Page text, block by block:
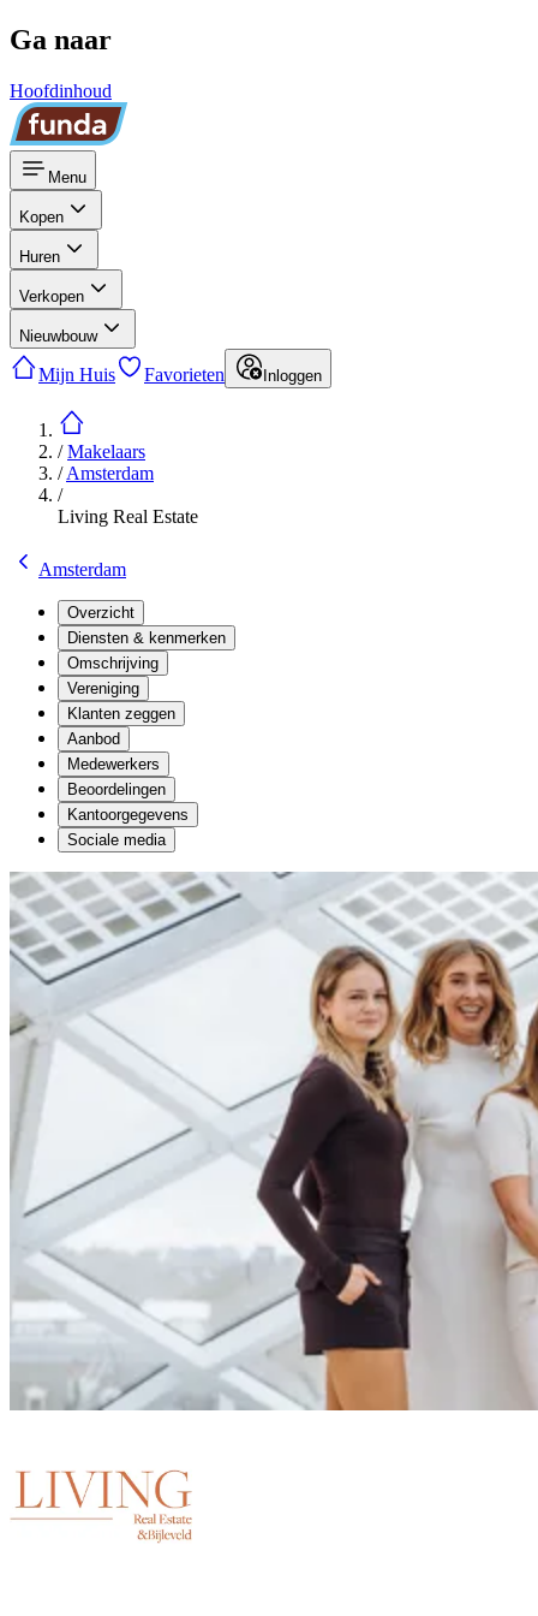
Ga naar
Hoofdinhoud
Menu
Kopen
Huren
Verkopen
Nieuwbouw
Mijn Huis Favorieten Inloggen
/Makelaars
/Amsterdam
/
Living Real Estate
Amsterdam
Overzicht
Diensten & kenmerken
Omschrijving
Vereniging
Klanten zeggen
Aanbod
Medewerkers
Beoordelingen
Kantoorgegevens
Sociale media